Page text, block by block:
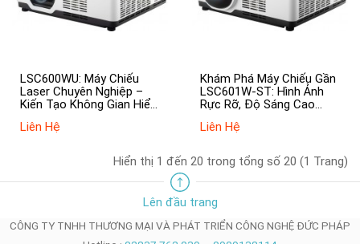
LSC600WU: Máy Chiếu
Laser Chuyên Nghiệp –
Kiến Tạo Không Gian Hiển
Liên Hệ
Khám Phá Máy Chiếu Gần
LSC601W-ST: Hình Ảnh
Rực Rỡ, Độ Sáng Cao
Liên Hệ
Hiển thị 1 đến 20 trong tổng số 20 (1 Trang)
Lên đầu trang
CÔNG TY TNHH THƯƠNG MẠI VÀ PHÁT TRIỂN CÔNG NGHỆ ĐỨC PHÁP